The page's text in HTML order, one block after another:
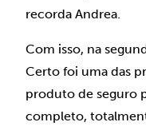
recorda Andrea.
Com isso, na
Certo foi uma das
produto de seguro
completo,